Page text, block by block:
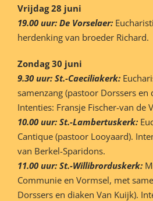
Vrijdag 28 juni
19.00 uur: De Vorselaer:
herdenking van broeder Richard.
Zondag 30 juni
9.30 uur: St.-Caeciliakerk:
samenzang (pastoor Dorssers en
Intenties: Fransje Fischer-van de
10.00 uur: St.-Lambertuskerk:
Cantique (pastoor Looyaard).
van Berkel-Sparidons.
11.00 uur: St.-Willibrorduskerk:
Communie en Vormsel, met
Dorssers en diaken Van Kuijk).